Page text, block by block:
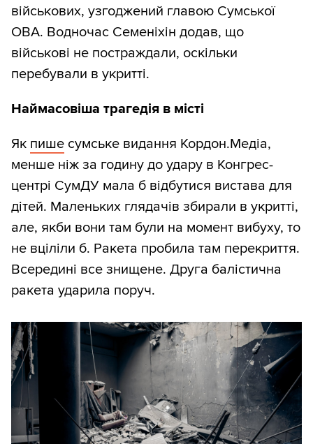
військових, узгоджений главою Сумської
ОВА. Водночас Семеніхін додав, що
військові не постраждали, оскільки
перебували в укритті.
Наймасовіша трагедія в місті
Як пише сумське видання Кордон.Медіа,
менше ніж за годину до удару в Конгрес-
центрі СумДУ мала б відбутися вистава для
дітей. Маленьких глядачів збирали в укритті,
але, якби вони там були на момент вибуху, то
не вціліли б. Ракета пробила там перекриття.
Всередині все знищене. Друга балістична
ракета ударила поруч.